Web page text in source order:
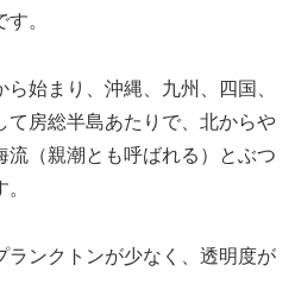
。
始まり、沖縄、九州、四国、
て房総半島あたりで、北からや
流（親潮とも呼ばれる）とぶつ
ランクトンが少なく、透明度が